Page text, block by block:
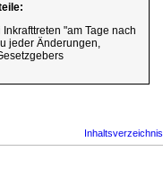
"am Tage nach
jeder Änderungen,
Inhaltsverzeichnis